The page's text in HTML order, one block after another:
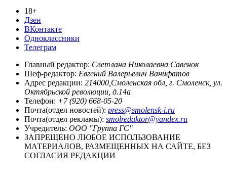
18+
Дзен
ВКонтакте
Одноклассники
Телеграм
Главный редактор: Светлана Николаевна Савенок
Шеф-редактор: Евгений Валерьевич Ванифатов
Адрес редакции: 214000,Смоленская обл, г. Смоленск, ул.
Октябрьской революции, д.14а
Телефон: +7 (920) 668-05-20
Почта(отдел новостей): press@smolensk-i.ru
Почта(отдел рекламы): smolredaktor@yandex.ru
Учредитель: ООО "Группа ГС"
ЗАПРЕЩЕНО ЛЮБОЕ ИСПОЛЬЗОВАНИЕ
МАТЕРИАЛОВ, РАЗМЕЩЕННЫХ НА САЙТЕ, БЕЗ
СОГЛАСИЯ РЕДАКЦИИ